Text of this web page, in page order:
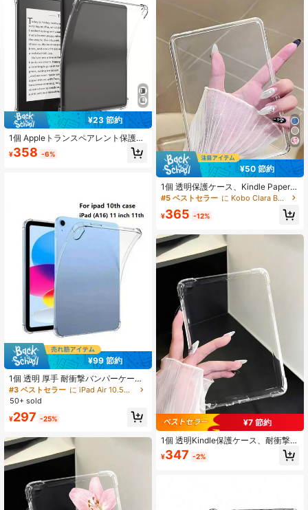
¥23 節約
1個 Appleトランスペアレント保護ケ
ース、耐衝撃、全面カバークリアケ
ース、シリコンソフトシェル、Kindl
¥358 -6%
¥99 節約
1個 透明 厚手 耐衝撃バンパーケース
iPad (A16) 第11世代 (2025年モデル)
/ 第10世代 Appleタブレット対応、ク
可能
#3 ベストセラー
に iPad Air 10.5インチ 2019 ベーシックパッドケース
50+ sold
¥297 -25%
¥50 節約
1個 透明保護ケース、Kindle Paperw
hite 12th Gen (2024発売)、Kindle 1
インチ、Clara Colour、Fire HD 10
023発売)に対応。コーナー落下保
護、全身透明保護カバー、シリコン
ソフトシェル。
#5 ベストセラー に Kobo Clara Bw 2024（6インチ） ベーシックパッドケース
¥365 -12%
¥7 節約
1個 透明Kindle保護ケース、耐衝撃、
フルカバー透明シェル、シリコンソ
フトケース、Kindle Paperwhite 11th
¥347 -2%